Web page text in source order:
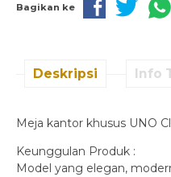
Bagikan ke
Deskripsi Info
Meja kantor khusus UNO
Keunggulan Produk :
Model yang elegan,